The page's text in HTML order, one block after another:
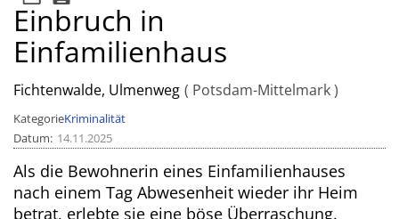
Einbruch in
Einfamilienhaus
Fichtenwalde, Ulmenweg Potsdam-Mittelmark
KategorieKriminalität
Datum 14.11.2025
Als die Bewohnerin eines Einfamilienhauses
nach einem Tag Abwesenheit wieder ihr Heim
betrat, erlebte sie eine böse Überraschung.